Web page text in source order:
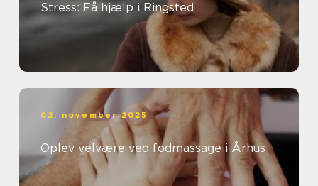
Stress: Få hjælp i Ringsted
02. november 2025
Oplev velvære ved fodmassage i Århus